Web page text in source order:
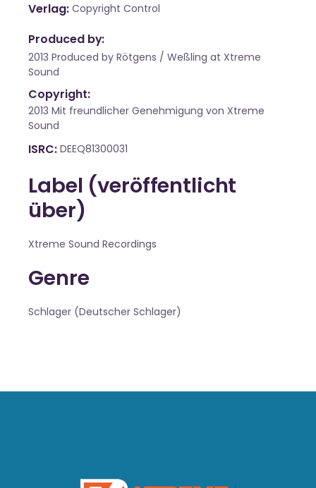
Verlag Copyright Control
Produced by:
2013 Produced by Rötgens / Weßling at Xtreme
Sound
Copyright:
2013 Mit freundlicher Genehmigung von Xtreme
Sound
ISRC DEEQ81300031
Label (veröffentlicht
über)
Xtreme Sound Recordings
Genre
Schlager (Deutscher Schlager)